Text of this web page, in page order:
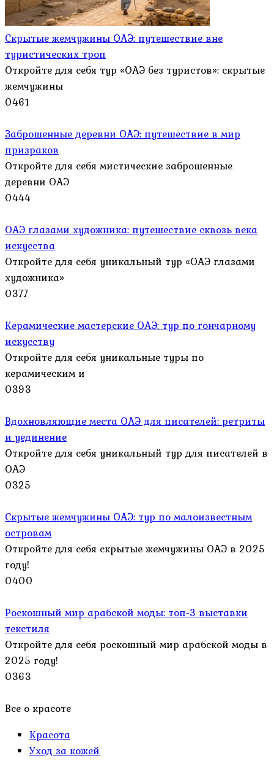
Скрытые жемчужины ОАЭ: путешествие вне
туристических троп
Откройте для себя тур «ОАЭ без туристов»: скрытые
жемчужины
0461
Заброшенные деревни ОАЭ: путешествие в мир
призраков
Откройте для себя мистические заброшенные
деревни ОАЭ
0444
ОАЭ глазами художника: путешествие сквозь века
искусства
Откройте для себя уникальный тур «ОАЭ глазами
художника»
0377
Керамические мастерские ОАЭ: тур по гончарному
искусству
Откройте для себя уникальные туры по
керамическим и
0393
Вдохновляющие места ОАЭ для писателей: ретриты
и уединение
Откройте для себя уникальный тур для писателей в
ОАЭ
0325
Скрытые жемчужины ОАЭ: тур по малоизвестным
островам
Откройте для себя скрытые жемчужины ОАЭ в 2025
году!
0400
Роскошный мир арабской моды: топ-3 выставки
текстиля
Откройте для себя роскошный мир арабской моды в
2025 году!
0363
Все о красоте
Красота
Уход за кожей